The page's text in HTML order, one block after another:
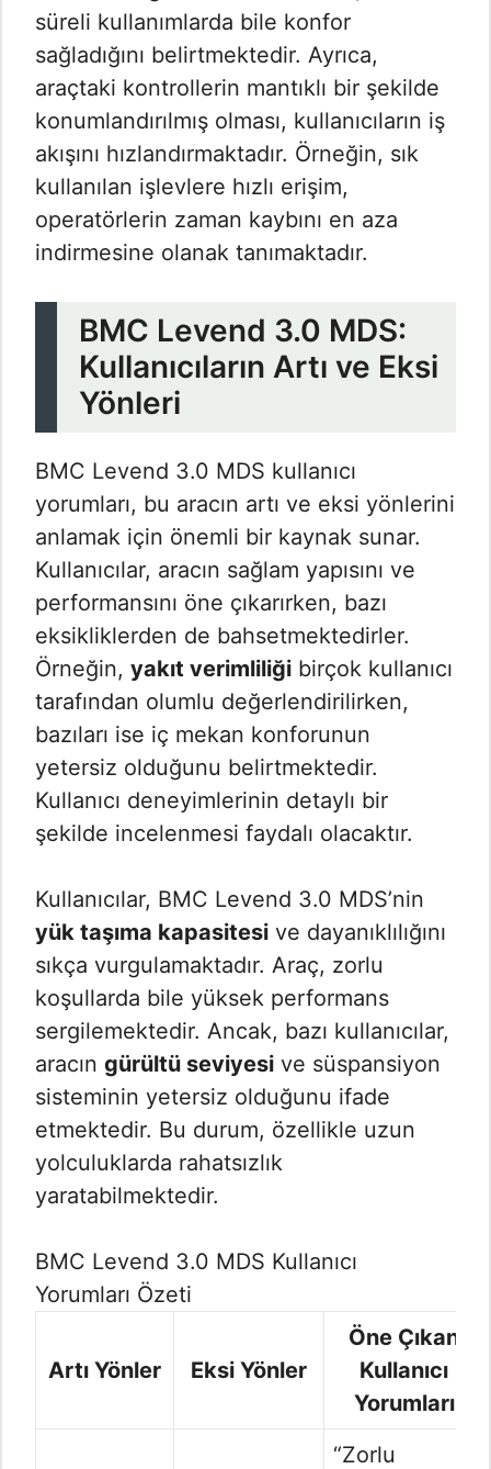
süreli kullanımlarda bile konfor
sağladığını belirtmektedir. Ayrıca,
araçtaki kontrollerin mantıklı bir şekilde
konumlandırılmış olması, kullanıcıların iş
akışını hızlandırmaktadır. Örneğin, sık
kullanılan işlevlere hızlı erişim,
operatörlerin zaman kaybını en aza
indirmesine olanak tanımaktadır.
BMC Levend 3.0 MDS:
Kullanıcıların Artı ve Eksi
Yönleri
BMC Levend 3.0 MDS kullanıcı
yorumları, bu aracın artı ve eksi yönlerini
anlamak için önemli bir kaynak sunar.
Kullanıcılar, aracın sağlam yapısını ve
performansını öne çıkarırken, bazı
eksikliklerden de bahsetmektedirler.
Örneğin, yakıt verimliliği birçok kullanıcı
tarafından olumlu değerlendirilirken,
bazıları ise iç mekan konforunun
yetersiz olduğunu belirtmektedir.
Kullanıcı deneyimlerinin detaylı bir
şekilde incelenmesi faydalı olacaktır.
Kullanıcılar, BMC Levend 3.0 MDS’nin
yük taşıma kapasitesi ve dayanıklılığını
sıkça vurgulamaktadır. Araç, zorlu
koşullarda bile yüksek performans
sergilemektedir. Ancak, bazı kullanıcılar,
aracın gürültü seviyesi ve süspansiyon
sisteminin yetersiz olduğunu ifade
etmektedir. Bu durum, özellikle uzun
yolculuklarda rahatsızlık
yaratabilmektedir.
BMC Levend 3.0 MDS Kullanıcı
Yorumları Özeti
Artı Yönler Eksi Yönler
Öne Çıkan
Kullanıcı
Yorumları
“Zorlu